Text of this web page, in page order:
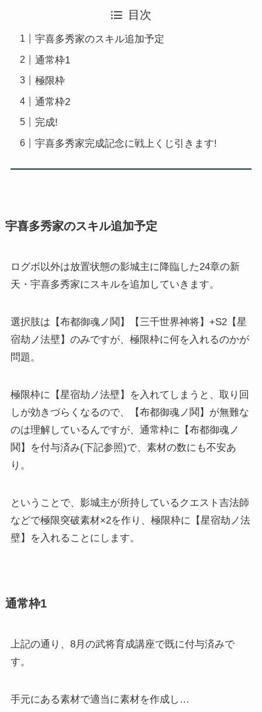
目次
宇喜多秀家のスキル追加予定
通常枠1
極限枠
通常枠2
完成!
宇喜多秀家完成記念に戦上くじ引きます!
宇喜多秀家のスキル追加予定
ログボ以外は放置状態の影城主に降臨した24章の新
天・宇喜多秀家にスキルを追加していきます。
選択肢は【布都御魂ノ鬨】【三千世界神将】+S2【星
宿劫ノ法壁】のみですが、極限枠に何を入れるのかが
問題。
極限枠に【星宿劫ノ法壁】を入れてしまうと、取り回
しが効きづらくなるので、【布都御魂ノ鬨】が無難な
のは理解しているんですが、通常枠に【布都御魂ノ
鬨】を付与済み(下記参照)で、素材の数にも不安あ
り。
ということで、影城主が所持しているクエスト吉法師
などで極限突破素材×2を作り、極限枠に【星宿劫ノ法
壁】を入れることにします。
通常枠1
上記の通り、8月の武将育成講座で既に付与済みで
す。
手元にある素材で適当に素材を作成し…